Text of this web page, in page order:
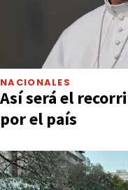
NACIONALES
Así será el
por el país